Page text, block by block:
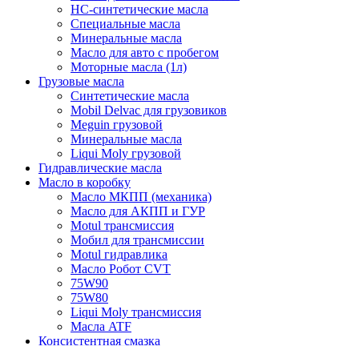
HC-синтетические масла
Специальные масла
Минеральные масла
Масло для авто с пробегом
Моторные масла (1л)
Грузовые масла
Синтетические масла
Mobil Delvac для грузовиков
Meguin грузовой
Минеральные масла
Liqui Moly грузовой
Гидравлические масла
Масло в коробку
Масло МКПП (механика)
Масло для АКПП и ГУР
Motul трансмиссия
Мобил для трансмиссии
Motul гидравлика
Масло Робот CVT
75W90
75W80
Liqui Moly трансмиссия
Масла ATF
Консистентная смазка